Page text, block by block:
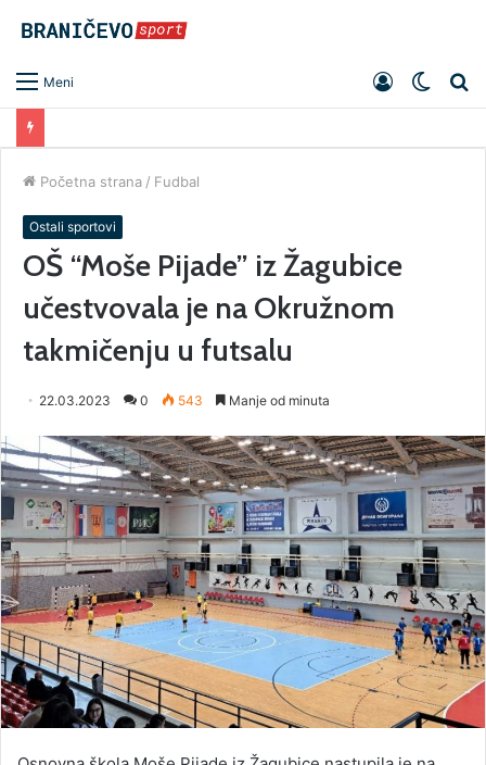
Meni
Switch
skin
Prijavite
se
Početna strana / Fudbal
Ostali sportovi
OŠ “Moše Pijade” iz Žagubice
učestvovala je na Okružnom
takmičenju u futsalu
22.03.2023 0 543 Manje od minuta